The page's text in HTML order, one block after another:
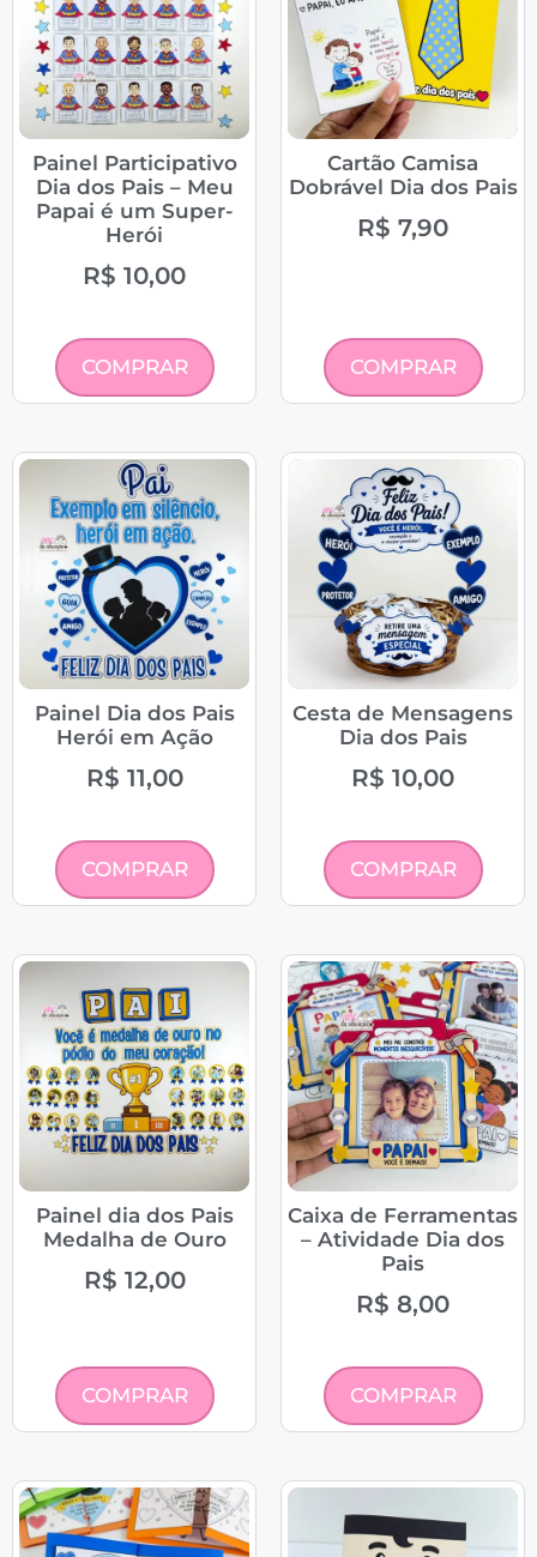
Painel Participativo
Dia dos Pais – Meu
Papai é um Super-
Herói
R$ 10,00
COMPRAR
Cartão Camisa
Dobrável Dia dos Pais
R$ 7,90
COMPRAR
Painel Dia dos Pais
Herói em Ação
R$ 11,00
COMPRAR
Cesta de Mensagens
Dia dos Pais
R$ 10,00
COMPRAR
Painel dia dos Pais
Medalha de Ouro
R$ 12,00
COMPRAR
Caixa de Ferramentas
– Atividade Dia dos
Pais
R$ 8,00
COMPRAR